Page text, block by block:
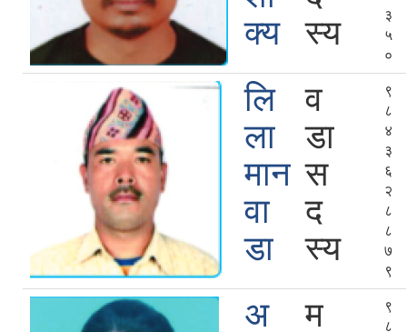
क्य
स्य
३
५
०
लि
ला
मान
वा
डा
व
डा
स
द
स्य
९
८
४
३
६
२
८
८
७
९
अ म
९
८